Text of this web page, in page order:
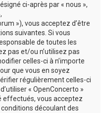
ci-après par « nous »,
»), vous acceptez d’être
suivantes. Si vous
de toutes les
pas et/ou n’utilisez pas
celles-ci à n’importe
que vous en soyez
régulièrement celles-ci
« OpenConcerto »
effectués, vous acceptez
découlant des